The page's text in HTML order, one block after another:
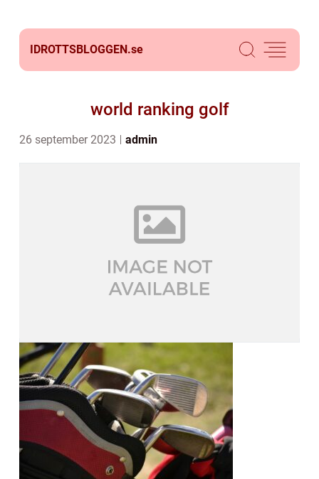
IDROTTSBLOGGEN.se
world ranking golf
26 september 2023 admin